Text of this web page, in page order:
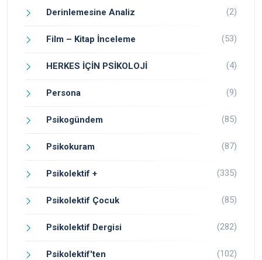
Derinlemesine Analiz (2)
Film – Kitap İnceleme (53)
HERKES İÇİN PSİKOLOJİ (4)
Persona (9)
Psikogündem (85)
Psikokuram (87)
Psikolektif + (335)
Psikolektif Çocuk (85)
Psikolektif Dergisi (282)
Psikolektif'ten (102)